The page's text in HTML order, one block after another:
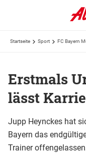
Startseite Sport FC Bayern
Erstmals
lässt
Jupp Heynckes hat
Bayern das
Trainer